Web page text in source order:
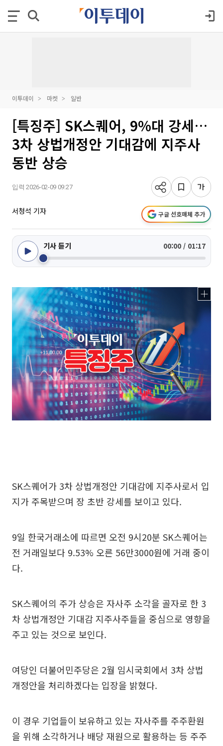
이투데이 마켓 일반
[특징주] SK스퀘어, 9%대 강세…
3차 상법개정안 기대감에 지주사
동반 상승
입력 2026-02-09 09:27
서청석 기자 구글 선호매체 추가
기사 듣기 00:00 / 01:17
SK스퀘어가 3차 상법개정안 기대감에 지주사로서 입
지가 주목받으며 장 초반 강세를 보이고 있다.
9일 한국거래소에 따르면 오전 9시20분 SK스퀘어는
전 거래일보다 9.53% 오른 56만3000원에 거래 중이
다.
SK스퀘어의 주가 상승은 자사주 소각을 골자로 한 3
차 상법개정안 기대감 지주사주들을 중심으로 영향을
주고 있는 것으로 보인다.
여당인 더불어민주당은 2월 임시국회에서 3차 상법
개정안을 처리하겠다는 입장을 밝혔다.
이 경우 기업들이 보유하고 있는 자사주를 주주환원
을 위해 소각하거나 배당 재원으로 활용하는 등 주주